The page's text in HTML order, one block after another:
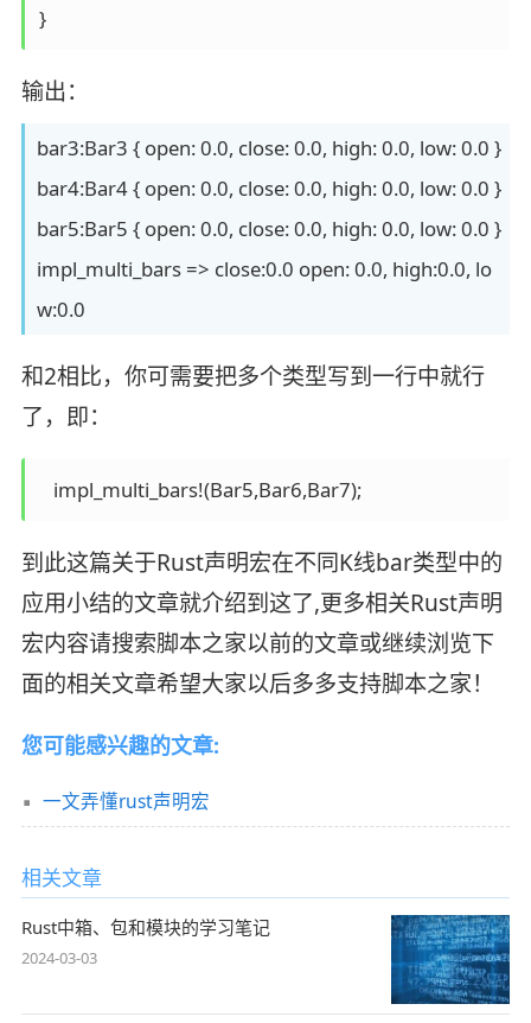
}
输出：
bar3:Bar3 { open: 0.0, close: 0.0, high: 0.0, low: 0.0 }
bar4:Bar4 { open: 0.0, close: 0.0, high: 0.0, low: 0.0 }
bar5:Bar5 { open: 0.0, close: 0.0, high: 0.0, low: 0.0 }
impl_multi_bars => close:0.0 open: 0.0, high:0.0, lo
w:0.0
和2相比，你可需要把多个类型写到一行中就行
了，即：
   impl_multi_bars!(Bar5,Bar6,Bar7);
到此这篇关于Rust声明宏在不同K线bar类型中的
应用小结的文章就介绍到这了,更多相关Rust声明
宏内容请搜索脚本之家以前的文章或继续浏览下
面的相关文章希望大家以后多多支持脚本之家！
您可能感兴趣的文章:
一文弄懂rust声明宏
相关文章
Rust中箱、包和模块的学习笔记
2024-03-03